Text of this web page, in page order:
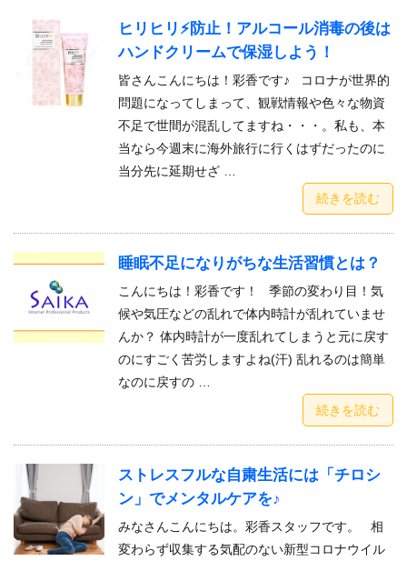
ヒリヒリ⚡防止！アルコール消毒の後は
ハンドクリームで保湿しよう！
皆さんこんにちは！彩香です♪ コロナが世界的
問題になってしまって、観戦情報や色々な物資
不足で世間が混乱してますね・・・。私も、本
当なら今週末に海外旅行に行くはずだったのに
当分先に延期せざ …
続きを読む
睡眠不足になりがちな生活習慣とは？
こんにちは！彩香です！ 季節の変わり目！気
候や気圧などの乱れで体内時計が乱れていませ
んか？ 体内時計が一度乱れてしまうと元に戻す
のにすごく苦労しますよね(汗) 乱れるのは簡単
なのに戻すの …
続きを読む
ストレスフルな自粛生活には「チロシ
ン」でメンタルケアを♪
みなさんこんにちは。彩香スタッフです。 相
変わらず収集する気配のない新型コロナウイル